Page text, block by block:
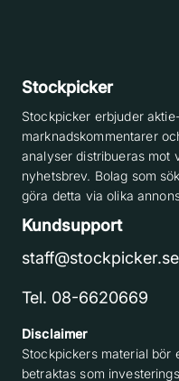
Stockpicker
Stockpicker erbjuder
marknadskommentarer
analyser distribueras mot
nyhetsbrev. Bolag som
göra detta via olika
Kundsupport
staff@stockpicker.se
Tel. 08-6620669
Disclaimer
Stockpickers material bör
betraktas som